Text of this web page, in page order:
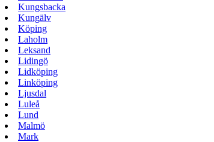
Kungsbacka
Kungälv
Köping
Laholm
Leksand
Lidingö
Lidköping
Linköping
Ljusdal
Luleå
Lund
Malmö
Mark